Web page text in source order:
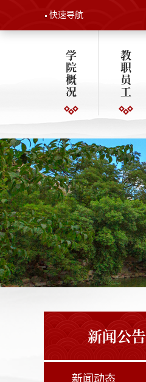
快速导航
学
院
概
况
教
职
员
工
新闻公告
新闻动态